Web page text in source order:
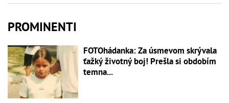
PROMINENTI
FOTOhádanka: Za úsmevom skrývala
ťažký životný boj! Prešla si obdobím
temna...